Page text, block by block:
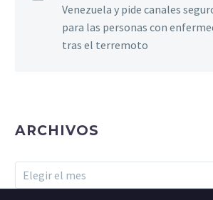
Venezuela y pide canales
para las personas con
tras el terremoto
ARCHIVOS
Archivos
Elegir el mes